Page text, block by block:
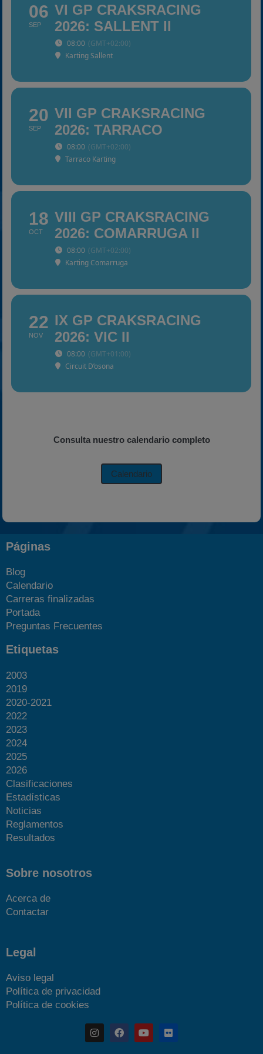
06
SEP
VI GP CRAKSRACING
2026: SALLENT II
08:00 (GMT+02:00)
Karting Sallent
20
SEP
VII GP CRAKSRACING
2026: TARRACO
08:00 (GMT+02:00)
Tarraco Karting
18
OCT
VIII GP CRAKSRACING
2026: COMARRUGA II
08:00 (GMT+02:00)
Karting Comarruga
22
NOV
IX GP CRAKSRACING
2026: VIC II
08:00 (GMT+01:00)
Circuit D’osona
Consulta nuestro calendario completo
Calendario
Páginas
Blog
Calendario
Carreras finalizadas
Portada
Preguntas Frecuentes
Etiquetas
2003
2019
2020-2021
2022
2023
2024
2025
2026
Clasificaciones
Estadísticas
Noticias
Reglamentos
Resultados
Sobre nosotros
Acerca de
Contactar
Legal
Aviso legal
Política de privacidad
Política de cookies